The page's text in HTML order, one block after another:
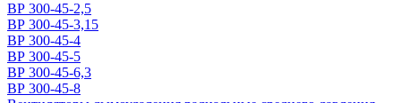
ВР 300-45-2,5
ВР 300-45-3,15
ВР 300-45-4
ВР 300-45-5
ВР 300-45-6,3
ВР 300-45-8